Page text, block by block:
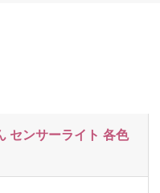
センサーライト 各色